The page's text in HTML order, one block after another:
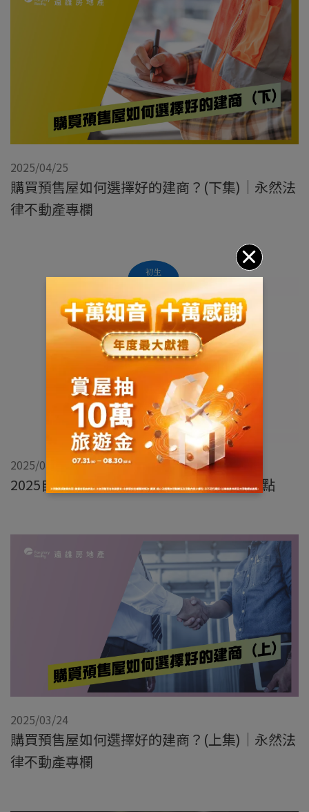
2025/04/25
購買預售屋如何選擇好的建商？(下集)｜永然法
律不動產專欄
2025/04/09
2025自住首購族擇屋八大法則｜李同榮觀點
2025/03/24
購買預售屋如何選擇好的建商？(上集)｜永然法
律不動產專欄